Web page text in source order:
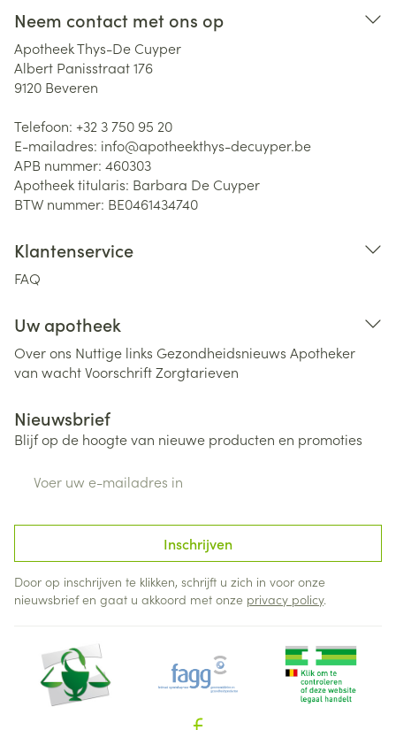
Neem contact met ons op
Apotheek Thys-De Cuyper
Albert Panisstraat 176
9120 Beveren
Telefoon: +32 3 750 95 20
E-mailadres: info@apotheekthys-decuyper.be
APB nummer: 460303
Apotheek titularis: Barbara De Cuyper
BTW nummer: BE0461434740
Klantenservice
FAQ
Uw apotheek
Over ons Nuttige links Gezondheidsnieuws Apotheker
van wachtVoorschriftZorgtarieven
Nieuwsbrief
Blijf op de hoogte van nieuwe producten en promoties
Inschrijven
Door op inschrijven te klikken, schrijft u zich in voor onze
nieuwsbrief en gaat u akkoord met onze privacy policy.